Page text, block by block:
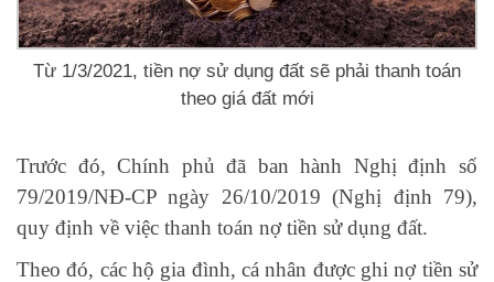
Từ 1/3/2021, tiền nợ sử dụng đất sẽ phải thanh toán
theo giá đất mới
Trước đó, Chính phủ đã ban hành Nghị định số
79/2019/NĐ-CP ngày 26/10/2019 (Nghị định 79),
quy định về việc thanh toán nợ tiền sử dụng đất.
Theo đó, các hộ gia đình, cá nhân được ghi nợ tiền sử